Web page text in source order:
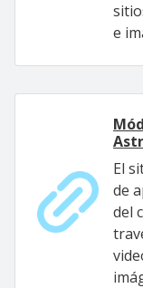
e
El
de
del